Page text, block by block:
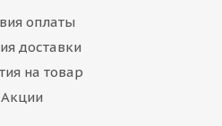
оплаты
доставки
на товар
Акции